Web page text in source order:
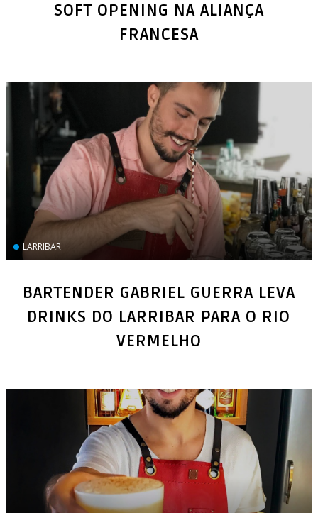
SOFT OPENING NA ALIANÇA
FRANCESA
LARRIBAR
BARTENDER GABRIEL GUERRA LEVA
DRINKS DO LARRIBAR PARA O RIO
VERMELHO